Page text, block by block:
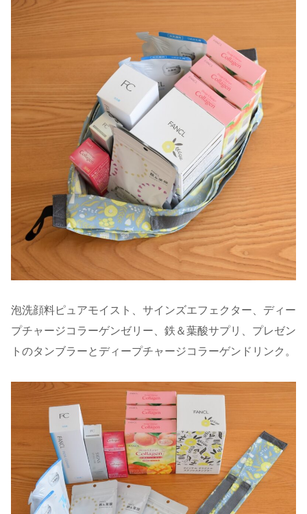
泡洗顔料ピュアモイスト、サインズエフェクター、ディー
プチャージコラーゲンゼリー、鉄＆葉酸サプリ、プレゼン
トのタンブラーとディープチャージコラーゲンドリンク。